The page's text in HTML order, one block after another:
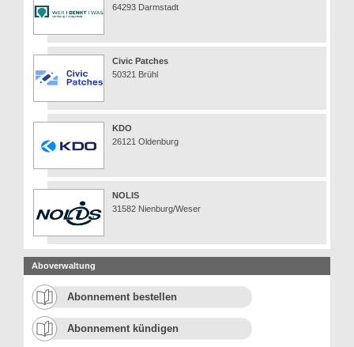
64293 Darmstadt
Civic Patches
50321 Brühl
KDO
26121 Oldenburg
NOLIS
31582 Nienburg/Weser
Aboverwaltung
Abonnement bestellen
Abonnement kündigen